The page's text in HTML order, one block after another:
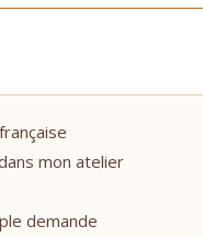
mon atelier
demande